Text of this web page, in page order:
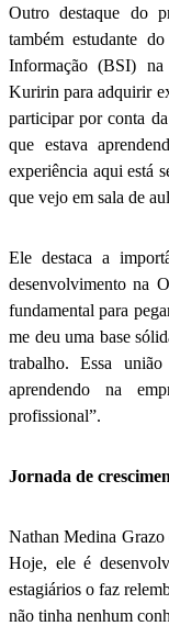
Outro destaque do
também estudante
Informação (BSI)
Kuririn para adquirir
participar por conta
que estava
experiência aqui está
que vejo em sala de
Ele destaca a
desenvolvimento na
fundamental para
me deu uma base
trabalho. Essa
aprendendo na
profissional”.
Jornada de
Nathan Medina
Hoje, ele é
estagiários o faz
não tinha nenhum